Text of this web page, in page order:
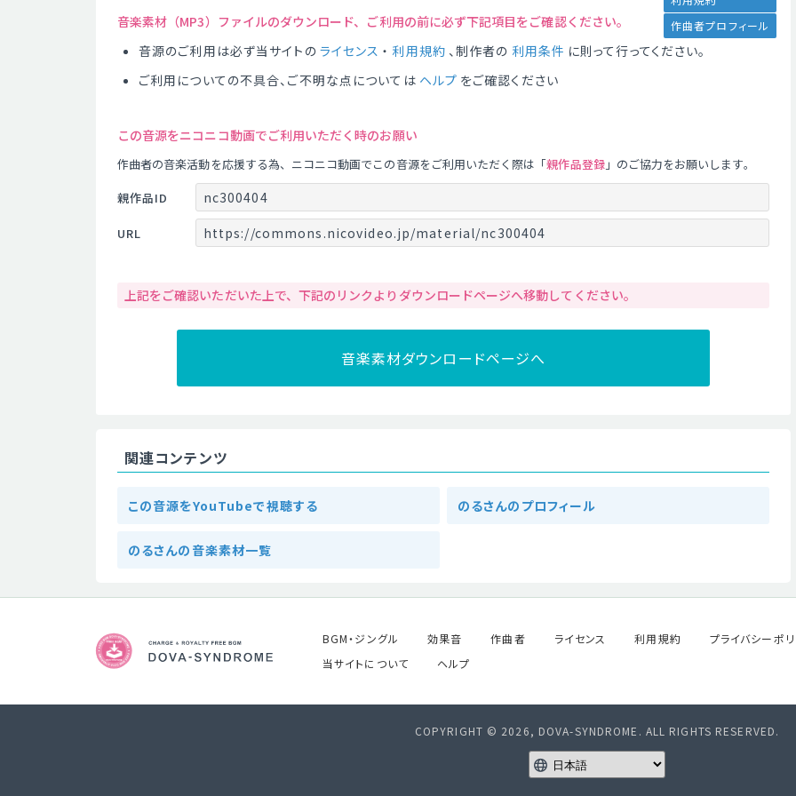
作曲者プロフィール
音楽素材（MP3）ファイルのダウンロード、ご利用の前に必ず下記項目をご確認ください。
音源のご利用は必ず当サイトの ライセンス ・ 利用規約 、制作者の 利用条件 に則って行ってください。
ご利用についての不具合、ご不明な点については ヘルプ をご確認ください
この音源をニコニコ動画でご利用いただく時のお願い
作曲者の音楽活動を応援する為、ニコニコ動画でこの音源をご利用いただく際は「親作品登録」のご協力をお願いします。
親作品ID
nc300404
URL https://commons.nicovideo.jp/material/nc300404
上記をご確認いただいた上で、下記のリンクよりダウンロードページへ移動してください。
音楽素材ダウンロードページへ
関連コンテンツ
この音源をYouTubeで視聴する のるさんのプロフィール
のるさんの音楽素材一覧
BGM・ジングル 効果音 作曲者 ライセンス 利用規約 プライバシーポ
当サイトについて
ヘルプ
COPYRIGHT © 2026, DOVA-SYNDROME. ALL RIGHTS RESERVED.